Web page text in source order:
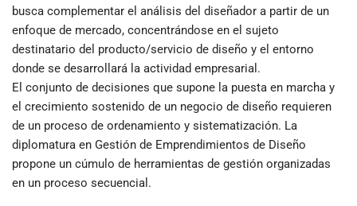
busca complementar el análisis del diseñador a partir de un
enfoque de mercado, concentrándose en el sujeto
destinatario del producto/servicio de diseño y el entorno
donde se desarrollará la actividad empresarial.
El conjunto de decisiones que supone la puesta en marcha y
el crecimiento sostenido de un negocio de diseño requieren
de un proceso de ordenamiento y sistematización. La
diplomatura en Gestión de Emprendimientos de Diseño
propone un cúmulo de herramientas de gestión organizadas
en un proceso secuencial.